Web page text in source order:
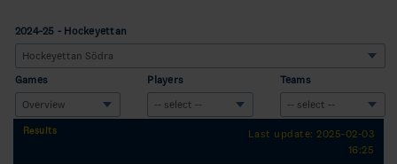
2024-25 - Hockeyettan
Games Players Teams
Results
Last update: 2025-02-03
16:25